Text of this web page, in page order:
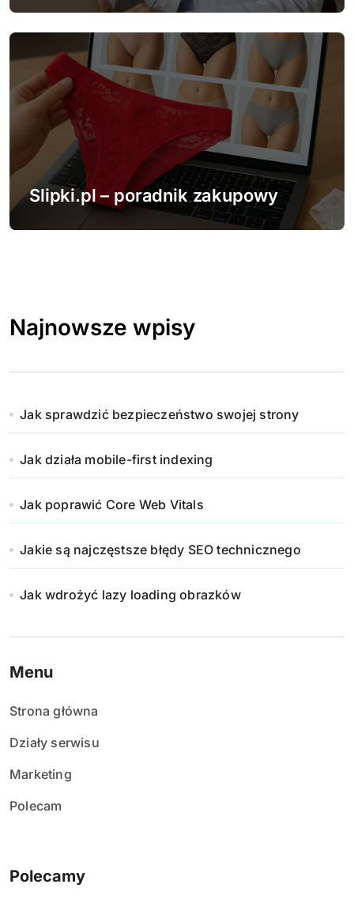
Slipki.pl – poradnik zakupowy
Najnowsze wpisy
Jak sprawdzić bezpieczeństwo swojej strony
Jak działa mobile-first indexing
Jak poprawić Core Web Vitals
Jakie są najczęstsze błędy SEO technicznego
Jak wdrożyć lazy loading obrazków
Menu
Strona główna
Działy serwisu
Marketing
Polecam
Polecamy